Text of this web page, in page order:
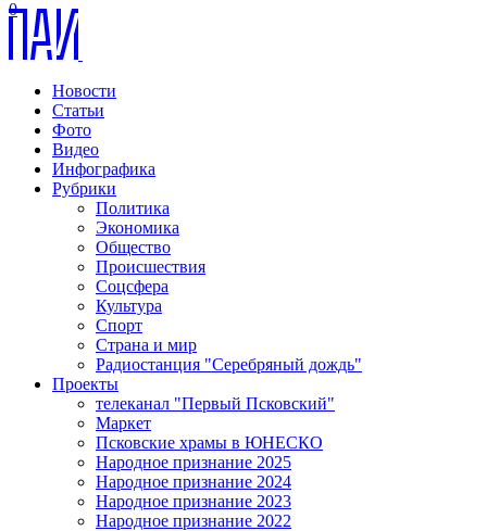
Новости
Статьи
Фото
Видео
Инфографика
Рубрики
Политика
Экономика
Общество
Происшествия
Соцсфера
Культура
Спорт
Страна и мир
Радиостанция "Серебряный дождь"
Проекты
телеканал "Первый Псковский"
Маркет
Псковские храмы в ЮНЕСКО
Народное признание 2025
Народное признание 2024
Народное признание 2023
Народное признание 2022
0